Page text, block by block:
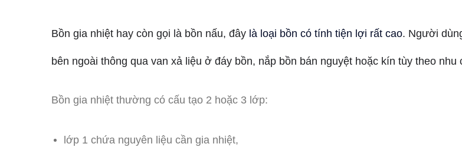
Bồn gia nhiệt hay còn gọi là bồn nấu, đây là loại bồn có tính tiện lợi rất cao. Người
bên ngoài thông qua van xả liệu ở đáy bồn, nắp bồn bán nguyệt hoặc kín tùy theo nhu
Bồn gia nhiệt thường có cấu tạo 2 hoặc 3 lớp:
lớp 1 chứa nguyên liệu cần gia nhiệt,